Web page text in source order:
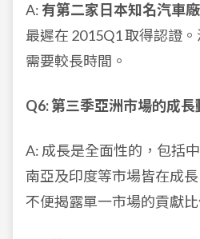
A:有第二家日本知名汽車
最遲在 2015Q1 取得認證
需要較長時間。
Q6: 第三季亞洲市場的成
A: 成長是全面性的，包括
南亞及印度等市場皆在成
不便揭露單一市場的貢獻比